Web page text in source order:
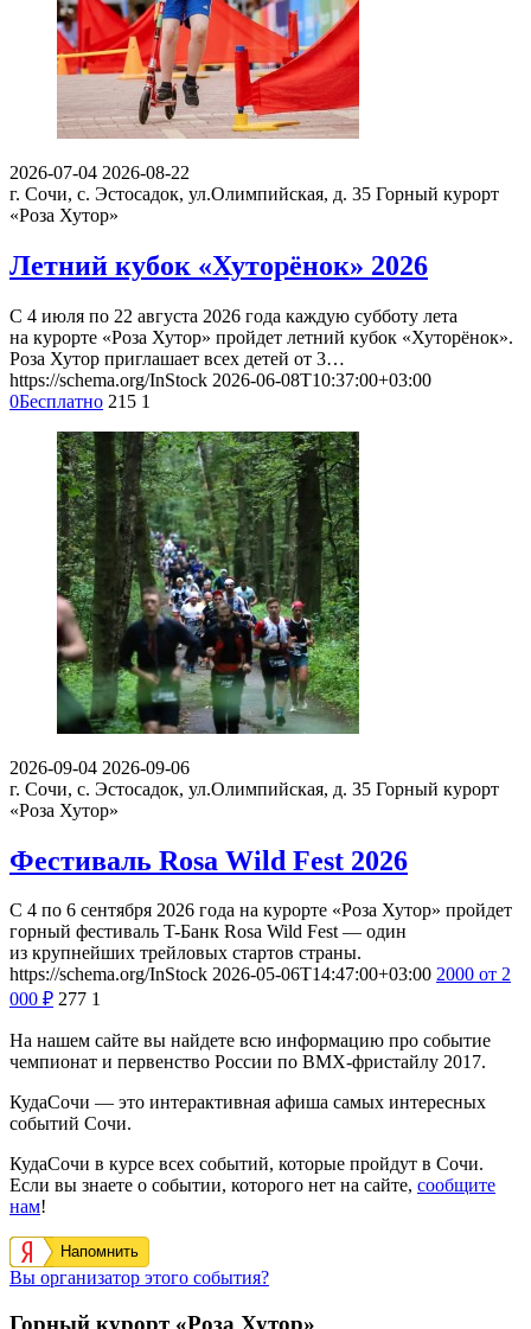
2026-07-04 2026-08-22
г. Сочи, с. Эстосадок, ул.Олимпийская, д. 35 Горный курорт
«Роза Хутор»
Летний кубок «Хуторёнок» 2026
С 4 июля по 22 августа 2026 года каждую субботу лета
на курорте «Роза Хутор» пройдет летний кубок «Хуторёнок».
Роза Хутор приглашает всех детей от 3…
https://schema.org/InStock 2026-06-08T10:37:00+03:00
0Бесплатно 215 1
2026-09-04 2026-09-06
г. Сочи, с. Эстосадок, ул.Олимпийская, д. 35 Горный курорт
«Роза Хутор»
Фестиваль Rosa Wild Fest 2026
С 4 по 6 сентября 2026 года на курорте «Роза Хутор» пройдет
горный фестиваль T-Банк Rosa Wild Fest — один
из крупнейших трейловых стартов страны.
https://schema.org/InStock 2026-05-06T14:47:00+03:00 2000 от 2
000 ₽ 277 1
На нашем сайте вы найдете всю информацию про событие
чемпионат и первенство России по BMX-фристайлу 2017.
КудаСочи — это интерактивная афиша самых интересных
событий Сочи.
КудаСочи в курсе всех событий, которые пройдут в Сочи.
Если вы знаете о событии, которого нет на сайте, сообщите
нам!
Напомнить
Вы организатор этого события?
Горный курорт «Роза Хутор»